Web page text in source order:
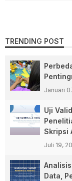
TRENDING POST
Januari
Uji
Skripsi
Juli 19,
Data,